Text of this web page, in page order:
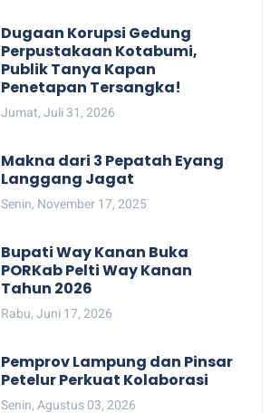
Dugaan Korupsi Gedung
Perpustakaan Kotabumi,
Publik Tanya Kapan
Penetapan Tersangka!
Jumat, Juli 31, 2026
Makna dari 3 Pepatah Eyang
Langgang Jagat
Senin, November 17, 2025
Bupati Way Kanan Buka
PORKab Pelti Way Kanan
Tahun 2026
Rabu, Juni 17, 2026
Pemprov Lampung dan Pinsar
Petelur Perkuat Kolaborasi
Senin, Agustus 03, 2026